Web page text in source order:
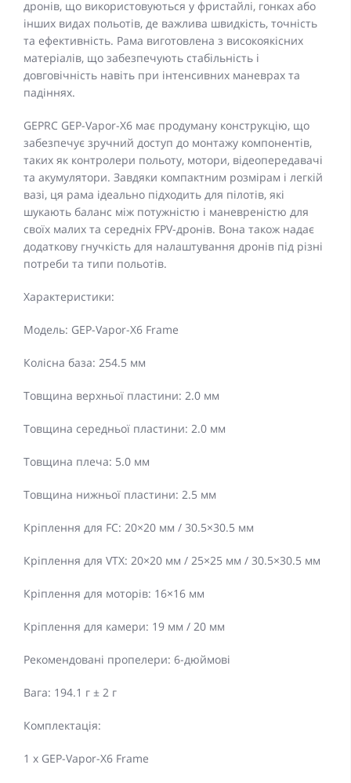
дронів, що використовуються у фристайлі, гонках або
інших видах польотів, де важлива швидкість, точність
та ефективність. Рама виготовлена з високоякісних
матеріалів, що забезпечують стабільність і
довговічність навіть при інтенсивних маневрах та
падіннях.
GEPRC GEP-Vapor-X6 має продуману конструкцію, що
забезпечує зручний доступ до монтажу компонентів,
таких як контролери польоту, мотори, відеопередавачі
та акумулятори. Завдяки компактним розмірам і легкій
вазі, ця рама ідеально підходить для пілотів, які
шукають баланс між потужністю і маневреністю для
своїх малих та середніх FPV-дронів. Вона також надає
додаткову гнучкість для налаштування дронів під різні
потреби та типи польотів.
Характеристики:
Модель: GEP-Vapor-X6 Frame
Колісна база: 254.5 мм
Товщина верхньої пластини: 2.0 мм
Товщина середньої пластини: 2.0 мм
Товщина плеча: 5.0 мм
Товщина нижньої пластини: 2.5 мм
Кріплення для FC: 20×20 мм / 30.5×30.5 мм
Кріплення для VTX: 20×20 мм / 25×25 мм / 30.5×30.5 мм
Кріплення для моторів: 16×16 мм
Кріплення для камери: 19 мм / 20 мм
Рекомендовані пропелери: 6-дюймові
Вага: 194.1 г ± 2 г
Комплектація:
1 x GEP-Vapor-X6 Frame